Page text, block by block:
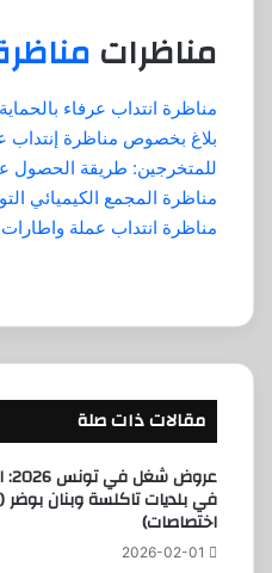
مناظرات
مناظرة انتداب عرفاء
بلاغ بخصوص مناظرة إنتداب
للمتخرجين: طريقة
مناظرة المجمع الكيميائي التونسي لانتداب
مناظرة انتداب عملة واطارات
مقالات ذات صلة
في بلديات تاكلسة وبنان
اختصاصات)
2026-02-01